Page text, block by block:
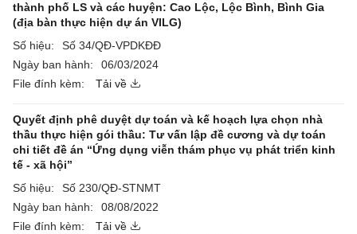
thành phố LS và các huyện: Cao Lộc, Lộc Bình, Bình Gia
(địa bàn thực hiện dự án VILG)
Số hiệu:
Số 34/QĐ-VPDKĐĐ
Ngày ban hành:
06/03/2024
File đính kèm:
Tải về
Quyết định phê duyệt dự toán và kế hoạch lựa chọn nhà
thầu thực hiện gói thầu: Tư vấn lập đề cương và dự toán
chi tiết đề án “Ứng dụng viễn thám phục vụ phát triển kinh
tế - xã hội”
Số hiệu:
Số 230/QĐ-STNMT
Ngày ban hành:
08/08/2022
File đính kèm:
Tải về